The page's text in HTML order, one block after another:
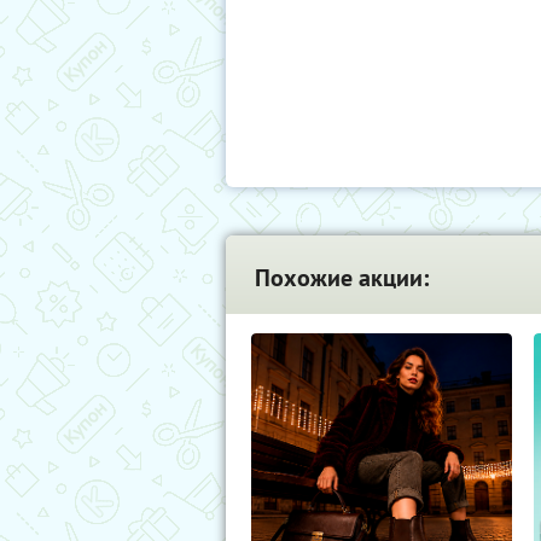
Похожие акции: